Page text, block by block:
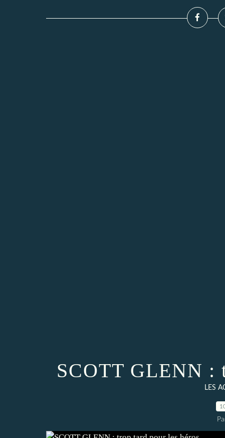
SCOTT GLENN :
LES